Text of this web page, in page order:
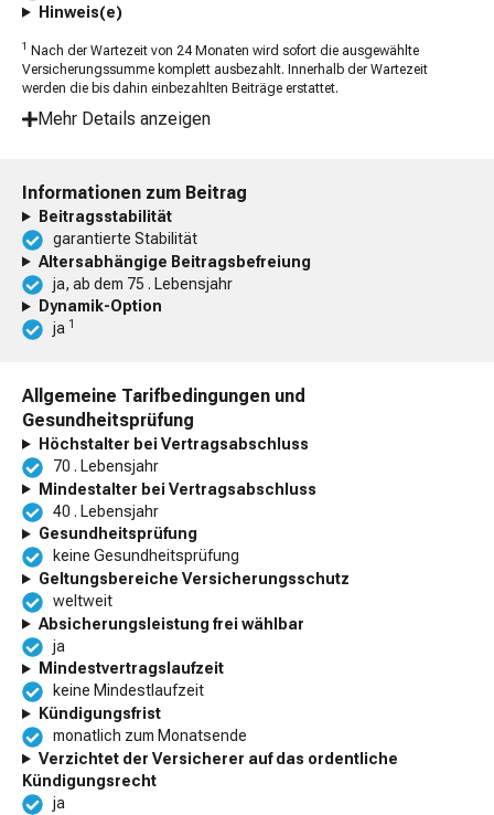
Hinweis(e)
1 Nach der Wartezeit von 24 Monaten wird sofort die ausgewählte
Versicherungssumme komplett ausbezahlt. Innerhalb der Wartezeit
werden die bis dahin einbezahlten Beiträge erstattet.
Mehr Details anzeigen
Informationen zum Beitrag
Beitragsstabilität
garantierte Stabilität
Altersabhängige Beitragsbefreiung
ja, ab dem 75 . Lebensjahr
Dynamik-Option
ja 1
Allgemeine Tarifbedingungen und
Gesundheitsprüfung
Höchstalter bei Vertragsabschluss
70 . Lebensjahr
Mindestalter bei Vertragsabschluss
40 . Lebensjahr
Gesundheitsprüfung
keine Gesundheitsprüfung
Geltungsbereiche Versicherungsschutz
weltweit
Absicherungsleistung frei wählbar
ja
Mindestvertragslaufzeit
keine Mindestlaufzeit
Kündigungsfrist
monatlich zum Monatsende
Verzichtet der Versicherer auf das ordentliche
Kündigungsrecht
ja